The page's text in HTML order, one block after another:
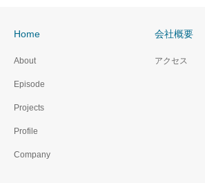
Home
About
Episode
Projects
Profile
Company
会社概要
アクセス